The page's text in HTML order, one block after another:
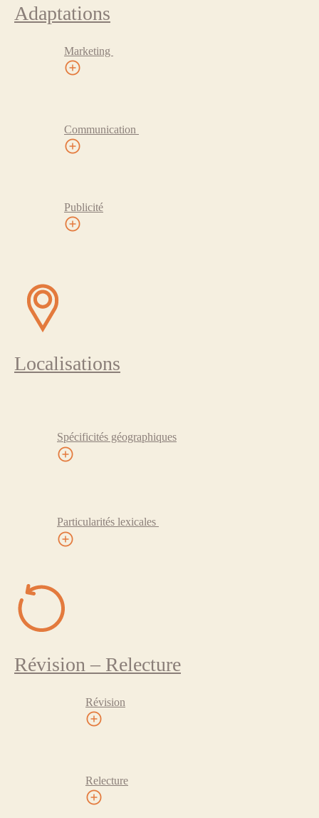
Adaptations
Marketing
Communication
Publicité
Localisations
Spécificités géographiques
Particularités lexicales
Révision – Relecture
Révision
Relecture